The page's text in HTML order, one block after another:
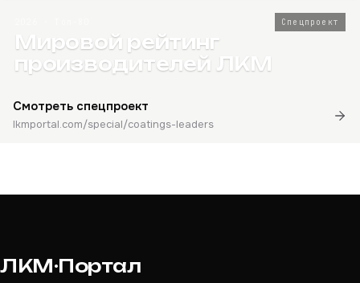
Спецпроект
Мировой рейтинг
производителей ЛКМ
Смотреть спецпроект
lkmportal.com/special/coatings-leaders
ЛКМ·Портал